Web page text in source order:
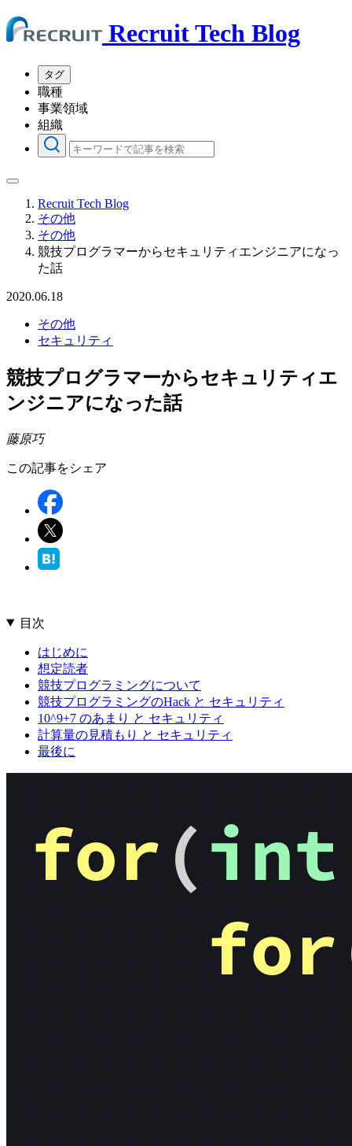
Recruit Tech Blog
タグ
職種
事業領域
組織
Recruit Tech Blog
その他
その他
競技プログラマーからセキュリティエンジニアになっ
た話
2020.06.18
その他
セキュリティ
競技プログラマーからセキュリティエ
ンジニアになった話
藤原巧
この記事をシェア
目次
はじめに
想定読者
競技プログラミングについて
競技プログラミングのHack と セキュリティ
10^9+7 のあまり と セキュリティ
計算量の見積もり と セキュリティ
最後に